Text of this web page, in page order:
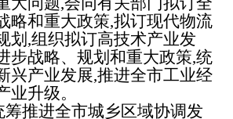
略和重大政策,拟订现代物流
划,组织拟订高技术产业发
步战略、规划和重大政策,统
兴产业发展,推进全市工业经
业升级。
推进全市城乡区域协调发